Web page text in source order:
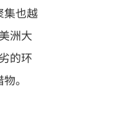
集也越
洲大
的环
。